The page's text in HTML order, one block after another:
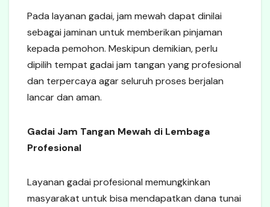
Pada layanan gadai, jam mewah dapat dinilai
sebagai jaminan untuk memberikan pinjaman
kepada pemohon. Meskipun demikian, perlu
dipilih tempat gadai jam tangan yang profesional
dan terpercaya agar seluruh proses berjalan
lancar dan aman.
Gadai Jam Tangan Mewah di Lembaga
Profesional
Layanan gadai profesional memungkinkan
masyarakat untuk bisa mendapatkan dana tunai